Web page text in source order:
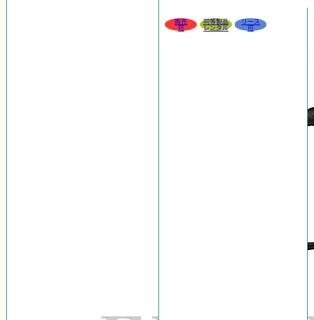
販売
可
同等製品
レンタル
リース
可